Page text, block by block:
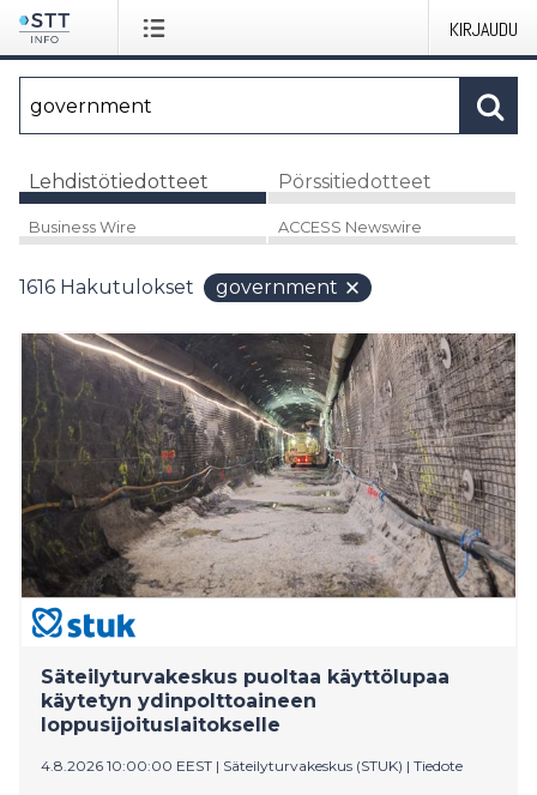
KIRJAUDU
Lehdistötiedotteet Pörssitiedotteet
Business Wire ACCESS Newswire
1616 Hakutulokset government
Säteilyturvakeskus puoltaa käyttölupaa
käytetyn ydinpolttoaineen
loppusijoituslaitokselle
4.8.2026 10:00:00 EEST | Säteilyturvakeskus (STUK) | Tiedote